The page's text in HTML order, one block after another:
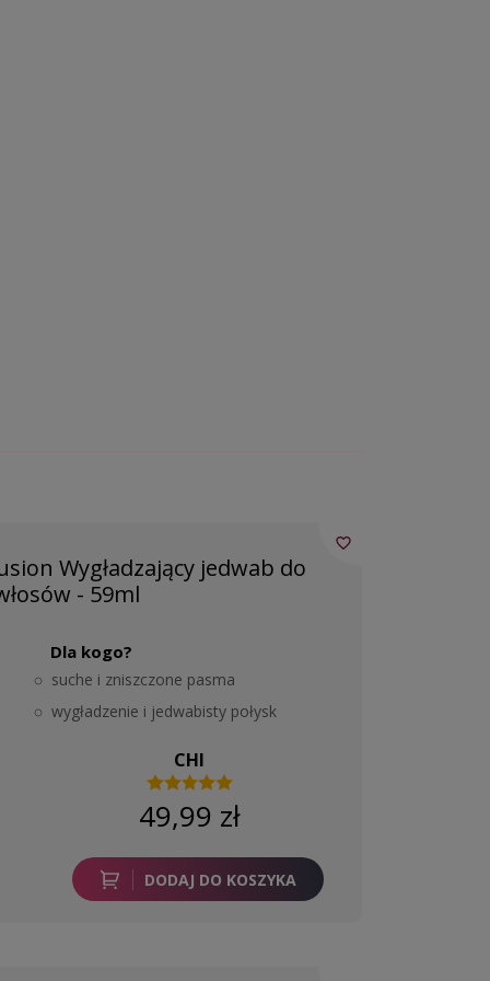
Wygładzający jedwab do
- 59ml
Dla kogo?
suche i zniszczone pasma
wygładzenie i jedwabisty połysk
CHI
49,99 zł
DODAJ DO KOSZYKA
favorite_border